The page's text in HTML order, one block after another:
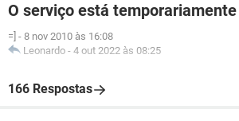
O serviço está
=] - 8 nov 2010 às 16:08
Leonardo - 4 out 2022 às 08:25
166 Respostas